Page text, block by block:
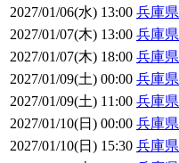
2027/01/06(水) 13:00 兵庫県
2027/01/07(木) 13:00 兵庫県
2027/01/07(木) 18:00 兵庫県
2027/01/09(土) 00:00 兵庫県
2027/01/09(土) 11:00 兵庫県
2027/01/10(日) 00:00 兵庫県
2027/01/10(日) 15:30 兵庫県